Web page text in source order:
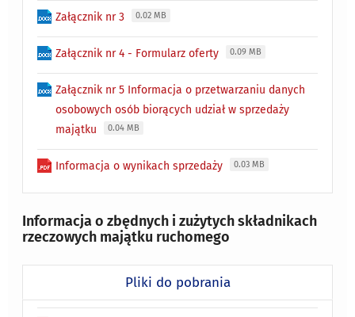
Załącznik nr 3 0.02 MB
Załącznik nr 4 - Formularz oferty 0.09 MB
Załącznik nr 5 Informacja o przetwarzaniu danych
osobowych osób biorących udział w sprzedaży
majątku
0.04 MB
Informacja o wynikach sprzedaży 0.03 MB
Informacja o zbędnych i zużytych składnikach
rzeczowych majątku ruchomego
Pliki do pobrania